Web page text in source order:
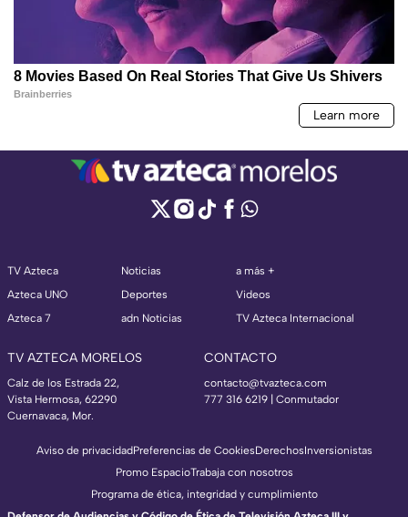
TV Azteca
Azteca UNO
Azteca 7
Noticias
Deportes
adn Noticias
a más +
Videos
TV Azteca Internacional
TV AZTECA MORELOS
Calz de los Estrada 22,
Vista Hermosa, 62290
Cuernavaca, Mor.
CONTACTO
contacto@tvazteca.com
777 316 6219 | Conmutador
Aviso de privacidadPreferencias de CookiesDerechosInversionistas
Promo EspacioTrabaja con nosotros
Programa de ética, integridad y cumplimiento